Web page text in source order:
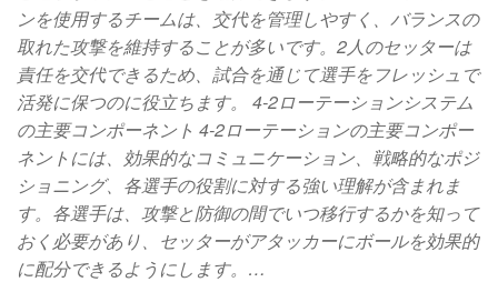
ンを使用するチームは、交代を管理しやすく、バランスの
取れた攻撃を維持することが多いです。2人のセッターは
責任を交代できるため、試合を通じて選手をフレッシュで
活発に保つのに役立ちます。 4-2ローテーションシステム
の主要コンポーネント 4-2ローテーションの主要コンポー
ネントには、効果的なコミュニケーション、戦略的なポジ
ショニング、各選手の役割に対する強い理解が含まれま
す。各選手は、攻撃と防御の間でいつ移行するかを知って
おく必要があり、セッターがアタッカーにボールを効果的
に配分できるようにします。…